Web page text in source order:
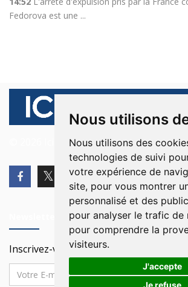
Nous utilisons
Nous utilisons des
technologies de suivi
votre expérience de
site, pour vous montrer
personnalisé et des
pour analyser le trafic de
pour comprendre la
visiteurs.
J'accepte
Je refuse
Fedorova est une ...
© 2026 Ici Beyrouth. Tous les droits
Inscrivez-vous à notre Newsletter